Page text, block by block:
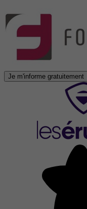
Je m'informe gratuitement